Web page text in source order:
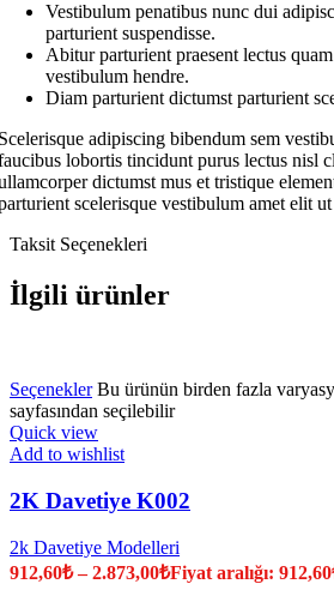
Vestibulum penatibus nunc dui
parturient suspendisse.
Abitur parturient praesent lectus
vestibulum hendre.
Diam parturient dictumst parturient
adipiscing bibendum sem
lobortis tincidunt purus lectus nisl
dictumst mus et tristique
scelerisque vestibulum amet elit
Taksit Seçenekleri
İlgili ürünler
Seçenekler Bu ürünün birden fazla
sayfasından seçilebilir
Quick view
Add to wishlist
2K Davetiye K002
2k Davetiye Modelleri
912,60₺ –2.873,00₺Fiyat aralığı: